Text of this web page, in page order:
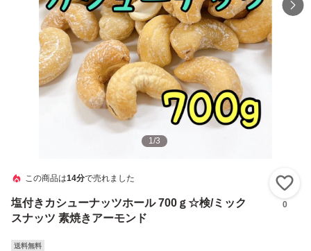
1/3
この商品は14分で売れました
塩付きカシューナッツホール 700ｇ☆検/ミック
スナッツ 素焼きアーモンド
0
送料無料